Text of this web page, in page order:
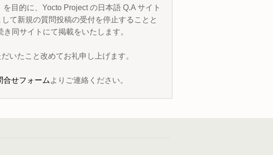
目的に、Yocto Project の日本語 Q.A サイト
て新規の質問投稿の受付を停止することと
同サイトにて掲載をいたします。
いたこと改めてお礼申し上げます。
合せフォーム よりご連絡ください。